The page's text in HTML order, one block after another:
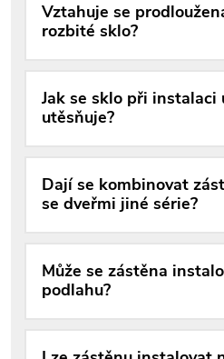
Vztahuje se
rozbité sklo?
Jak se sklo při instalaci
utěsňuje?
Dají se kombinovat
se dveřmi jiné série?
Může se zástěna
podlahu?